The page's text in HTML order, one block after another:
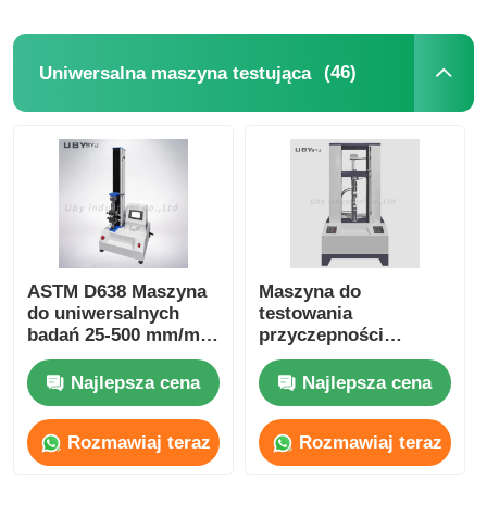
Uniwersalna maszyna testująca (46)
ASTM D638 Maszyna
do uniwersalnych
badań 25-500 mm/min
Sprzęt do badań
rozciągania typu
stołowego
Najlepsza cena
Rozmawiaj teraz
Maszyna do
testowania
przyczepności
220VAC Elektroniczne
urządzenia do
testowania
uniwersalnej
wytrzymałości na
bieganie
Najlepsza cena
Rozmawiaj teraz